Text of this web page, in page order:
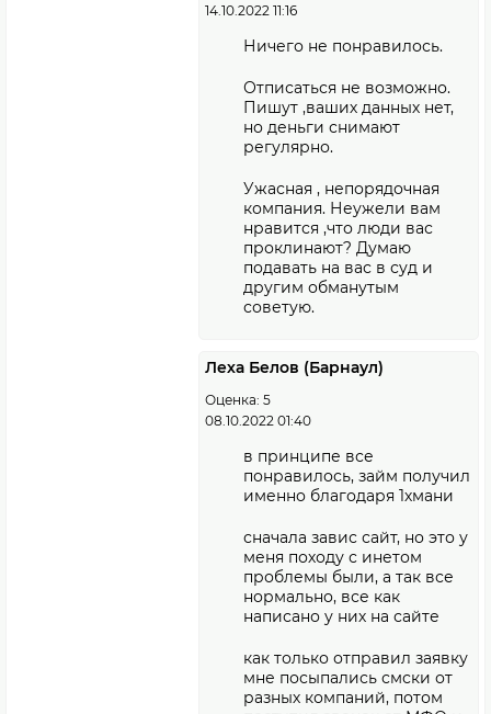
14.10.2022 11:16
Ничего не понравилось.
Отписаться не возможно.
Пишут ,ваших данных нет,
но деньги снимают
регулярно.
Ужасная , непорядочная
компания. Неужели вам
нравится ,что люди вас
проклинают? Думаю
подавать на вас в суд и
другим обманутым
советую.
Леха Белов (Барнаул)
Оценка: 5
08.10.2022 01:40
в принципе все
понравилось, займ получил
именно благодаря 1хмани
сначала завис сайт, но это у
меня походу с инетом
проблемы были, а так все
нормально, все как
написано у них на сайте
как только отправил заявку
мне посыпались смски от
разных компаний, потом